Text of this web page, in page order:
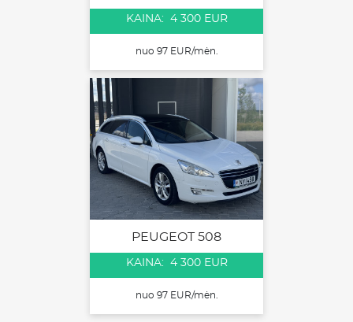
KAINA: 4 300 EUR
nuo 97 EUR/mėn.
PEUGEOT 508
KAINA: 4 300 EUR
nuo 97 EUR/mėn.